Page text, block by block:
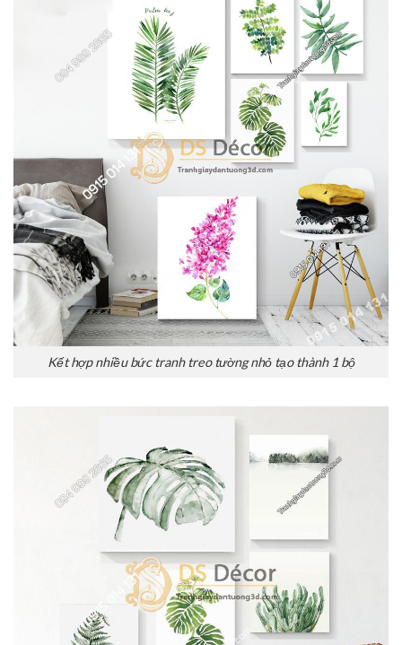
Kết hợp nhiều bức tranh treo tường nhỏ tạo thành 1 bộ